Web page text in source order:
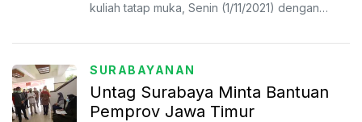
kuliah tatap muka, Senin (1/11/2021) dengan
SURABAYANAN
Untag Surabaya Minta Bantuan
Pemprov Jawa Timur